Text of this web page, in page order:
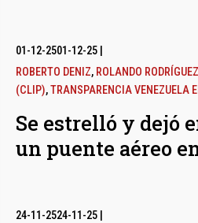
01-12-2501-12-25
ROBERTO DENIZ, ROLANDO
(CLIP),TRANSPARENCIA VENEZUELA
Se estrelló y dejó
un puente aéreo
24-11-2524-11-25